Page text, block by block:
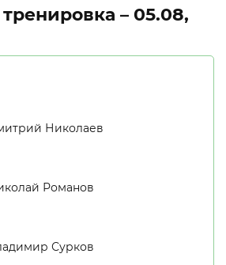
– 05.08,
Николаев
Романов
Сурков